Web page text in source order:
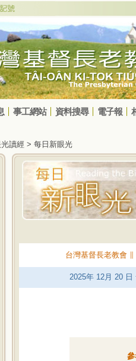
事工網站 資料搜尋 電子報
讀經 > 每日新眼光
台灣基督長老教會∥
2025年 12月 20日
參